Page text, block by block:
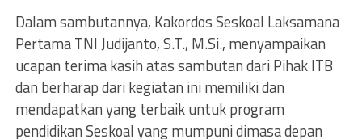
Dalam sambutannya, Kakordos Seskoal Laksamana
Pertama TNI Judijanto, S.T., M.Si., menyampaikan
ucapan terima kasih atas sambutan dari Pihak ITB
dan berharap dari kegiatan ini memiliki dan
mendapatkan yang terbaik untuk program
pendidikan Seskoal yang mumpuni dimasa depan